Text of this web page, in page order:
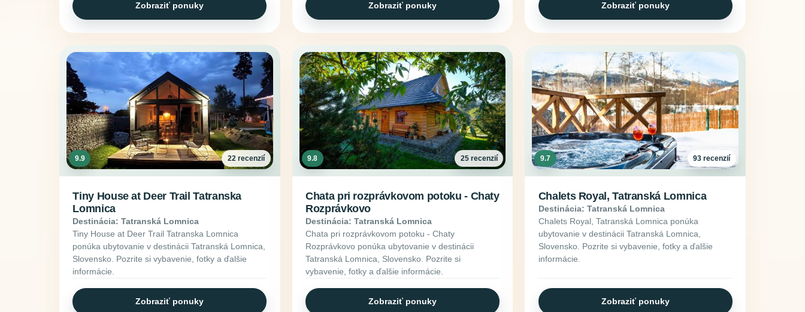
Zobraziť ponuky Zobraziť ponuky Zobraziť ponuky
9.9 22 recenzií
Tiny House at Deer Trail Tatranska
Lomnica
Destinácia: Tatranská Lomnica
Tiny House at Deer Trail Tatranska Lomnica
ponúka ubytovanie v destinácii Tatranská Lomnica,
Slovensko. Pozrite si vybavenie, fotky a ďalšie
informácie.
Zobraziť ponuky
9.8 25 recenzií
Chata pri rozprávkovom potoku - Chaty
Rozprávkovo
Destinácia: Tatranská Lomnica
Chata pri rozprávkovom potoku - Chaty
Rozprávkovo ponúka ubytovanie v destinácii
Tatranská Lomnica, Slovensko. Pozrite si
vybavenie, fotky a ďalšie informácie.
Zobraziť ponuky
9.7 93 recenzií
Chalets Royal, Tatranská Lomnica
Destinácia: Tatranská Lomnica
Chalets Royal, Tatranská Lomnica ponúka
ubytovanie v destinácii Tatranská Lomnica,
Slovensko. Pozrite si vybavenie, fotky a ďalšie
informácie.
Zobraziť ponuky